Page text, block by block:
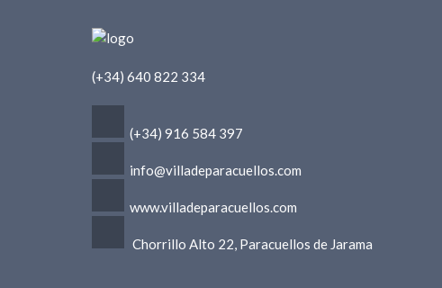
(+34) 640 822 334
(+34) 916 584 397
info@villadeparacuellos.com
www.villadeparacuellos.com
Chorrillo Alto 22, Paracuellos de Jarama